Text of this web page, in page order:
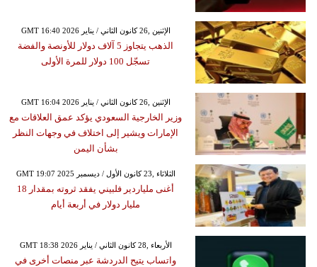
GMT 16:40 2026 الإثنين ,26 كانون الثاني / يناير
الذهب يتجاوز 5 آلاف دولار للأونصة والفضة
تسجّل 100 دولار للمرة الأولى
GMT 16:04 2026 الإثنين ,26 كانون الثاني / يناير
وزير الخارجية السعودي يؤكد عمق العلاقات مع
الإمارات ويشير إلى اختلاف في وجهات النظر
بشأن اليمن
GMT 19:07 2025 الثلاثاء ,23 كانون الأول / ديسمبر
أغنى ملياردير فلبيني يفقد ثروته بمقدار 18
مليار دولار في أربعة أيام
GMT 18:38 2026 الأربعاء ,28 كانون الثاني / يناير
واتساب يتيح الدردشة عبر منصات أخرى في